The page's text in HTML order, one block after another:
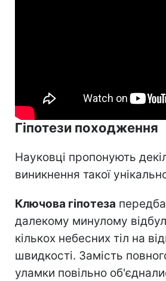
Гіпотези походження
Науковці пропонують
виникнення такої
Ключова гіпотеза
далекому минулому
кількох небесних тіл на
швидкості. Замість
уламки повільно